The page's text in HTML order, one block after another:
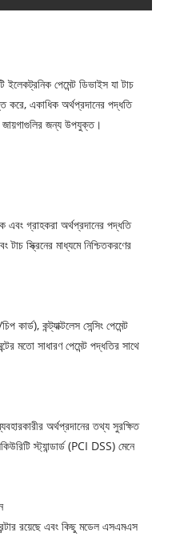
ইলেকট্রনিক পেমেন্ট ডিভাইস যা টাচ
করে, একাধিক অর্থপ্রদানের পদ্ধতি
জায়গাগুলির জন্য উপযুক্ত।
এবং গ্রাহকরা অর্থপ্রদানের পদ্ধতি
স্ক্রিনের মাধ্যমে নিশ্চিতকরণের
কার্ড), কন্ট্যাক্টলেস সেন্সিং পেমেন্ট
মতো সাধারণ পেমেন্ট পদ্ধতির সাথে
অর্থপ্রদানের তথ্য সুরক্ষিত
স্ট্যান্ডার্ড (PCI DSS) মেনে
রয়েছে এবং কিছু মডেল এসএমএস